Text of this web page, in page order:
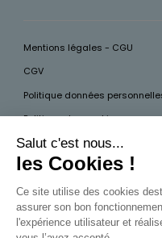
Mentions légales - CGU
CGV
Politique données
Politique des cookies
Accessibilité
Pour votre santé, mangez au
d’infos sur